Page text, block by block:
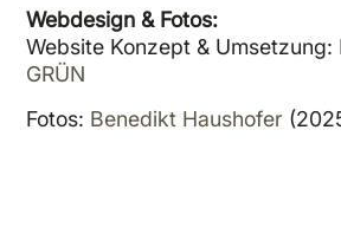
Webdesign & Fotos:
Website Konzept & Umsetzung:
GRÜN
Fotos: Benedikt Haushofer